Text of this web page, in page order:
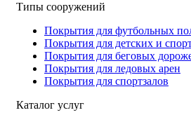
Типы сооружений
Покрытия для футбольных
Покрытия для детских и
Покрытия для беговых
Покрытия для ледовых арен
Покрытия для спортзалов
Каталог услуг